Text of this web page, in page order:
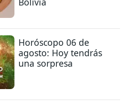
Horóscopo 06 de
agosto: Hoy tendrás
una sorpresa